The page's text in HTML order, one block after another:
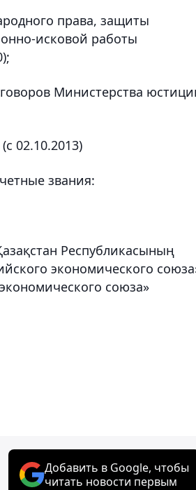
права, защиты
исковой работы
Министерства
02.10.2013)
звания:
Республикасының
экономического
союза»
Добавить в Google, чтобы
читать новости первым